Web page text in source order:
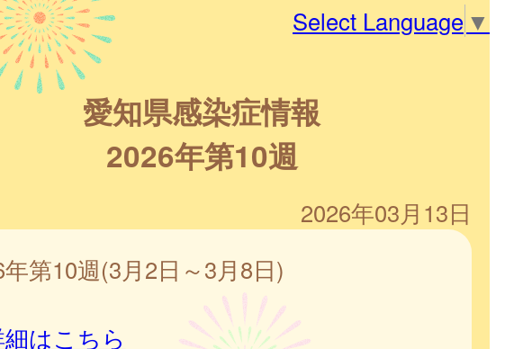
Select Language ▼
愛知県感染症情報
2026年第10週
2026年03月13日
第10週(3月2日～3月8日)
はこちら